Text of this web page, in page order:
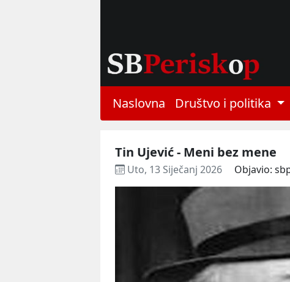
Naslovna Društvo i politika
Tin Ujević - Meni bez mene
Uto, 13 Siječanj 2026 Objavio: